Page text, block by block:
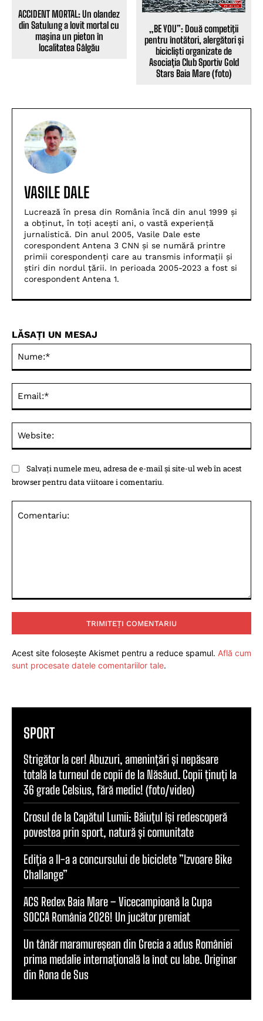
ACCIDENT MORTAL: Un olandez
din Satulung a lovit mortal cu
maşina un pieton în
localitatea Gâlgău
„BE YOU”: Două competiţii
pentru înotători, alergători și
bicicliști organizate de
Asociația Club Sportiv Gold
Stars Baia Mare (foto)
VASILE DALE
Lucrează în presa din România încă din anul 1999 și
a obținut, în toți acești ani, o vastă experiență
jurnalistică. Din anul 2005, Vasile Dale este
corespondent Antena 3 CNN și se numără printre
primii corespondenți care au transmis informații și
știri din nordul țării. In perioada 2005-2023 a fost si
corespondent Antena 1.
LĂSAȚI UN MESAJ
Salvați numele meu, adresa de e-mail și site-ul web în acest
browser pentru data viitoare i comentariu.
Acest site folosește Akismet pentru a reduce spamul. Află cum
sunt procesate datele comentariilor tale.
SPORT
Strigător la cer! Abuzuri, amenințări și nepăsare
totală la turneul de copii de la Năsăud. Copii ținuți la
36 grade Celsius, fără medic! (foto/video)
Crosul de la Capătul Lumii: Băiuțul își redescoperă
povestea prin sport, natură și comunitate
Ediția a II-a a concursului de biciclete ”Izvoare Bike
Challange”
ACS Redex Baia Mare – Vicecampioană la Cupa
SOCCA România 2026! Un jucător premiat
Un tânăr maramureșean din Grecia a adus României
prima medalie internațională la înot cu labe. Originar
din Rona de Sus